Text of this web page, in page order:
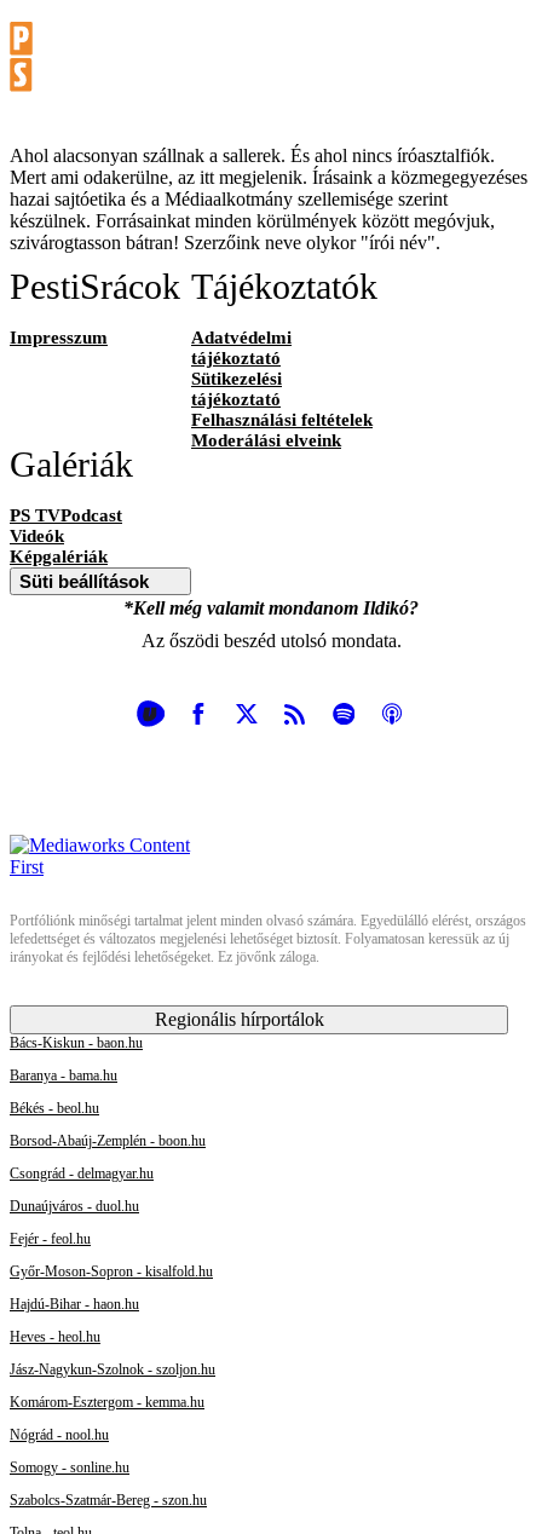
Ahol alacsonyan szállnak a sallerek. És ahol nincs íróasztalfiók.
Mert ami odakerülne, az itt megjelenik. Írásaink a közmegegyezéses
hazai sajtóetika és a Médiaalkotmány szellemisége szerint
készülnek. Forrásainkat minden körülmények között megóvjuk,
szivárogtasson bátran! Szerzőink neve olykor "írói név".
PestiSrácok
Impresszum
Tájékoztatók
Adatvédelmi
tájékoztató
Sütikezelési
tájékoztató
Felhasználási feltételek
Moderálási elveink
Galériák
PS TVPodcast
Videók
Képgalériák
Süti beállítások
*Kell még valamit mondanom Ildikó?
Az őszödi beszéd utolsó mondata.
Portfóliónk minőségi tartalmat jelent minden olvasó számára. Egyedülálló elérést, országos
lefedettséget és változatos megjelenési lehetőséget biztosít. Folyamatosan keressük az új
irányokat és fejlődési lehetőségeket. Ez jövőnk záloga.
Regionális hírportálok
Bács-Kiskun - baon.hu
Baranya - bama.hu
Békés - beol.hu
Borsod-Abaúj-Zemplén - boon.hu
Csongrád - delmagyar.hu
Dunaújváros - duol.hu
Fejér - feol.hu
Győr-Moson-Sopron - kisalfold.hu
Hajdú-Bihar - haon.hu
Heves - heol.hu
Jász-Nagykun-Szolnok - szoljon.hu
Komárom-Esztergom - kemma.hu
Nógrád - nool.hu
Somogy - sonline.hu
Szabolcs-Szatmár-Bereg - szon.hu